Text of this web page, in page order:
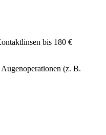
bis 180 €
(z. B.